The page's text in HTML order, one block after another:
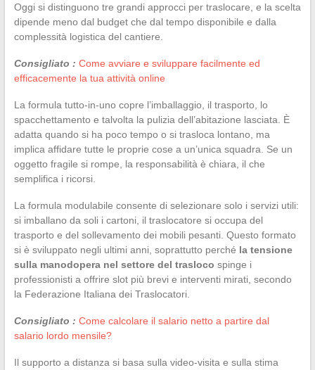
Oggi si distinguono tre grandi approcci per traslocare, e la scelta
dipende meno dal budget che dal tempo disponibile e dalla
complessità logistica del cantiere.
Consigliato : Come avviare e sviluppare facilmente ed
efficacemente la tua attività online
La formula tutto-in-uno copre l’imballaggio, il trasporto, lo
spacchettamento e talvolta la pulizia dell’abitazione lasciata. È
adatta quando si ha poco tempo o si trasloca lontano, ma
implica affidare tutte le proprie cose a un’unica squadra. Se un
oggetto fragile si rompe, la responsabilità è chiara, il che
semplifica i ricorsi.
La formula modulabile consente di selezionare solo i servizi utili:
si imballano da soli i cartoni, il traslocatore si occupa del
trasporto e del sollevamento dei mobili pesanti. Questo formato
si è sviluppato negli ultimi anni, soprattutto perché la tensione
sulla manodopera nel settore del trasloco spinge i
professionisti a offrire slot più brevi e interventi mirati, secondo
la Federazione Italiana dei Traslocatori.
Consigliato : Come calcolare il salario netto a partire dal
salario lordo mensile?
Il supporto a distanza si basa sulla video-visita e sulla stima